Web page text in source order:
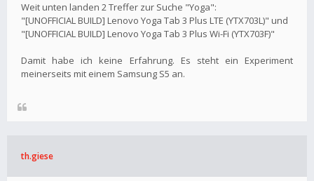
Weit unten landen 2 Treffer zur Suche "Yoga":
"[UNOFFICIAL BUILD] Lenovo Yoga Tab 3 Plus LTE (YTX703L)" und
"[UNOFFICIAL BUILD] Lenovo Yoga Tab 3 Plus Wi-Fi (YTX703F)"
Damit habe ich keine Erfahrung. Es steht ein Experiment
meinerseits mit einem Samsung S5 an.
th.giese